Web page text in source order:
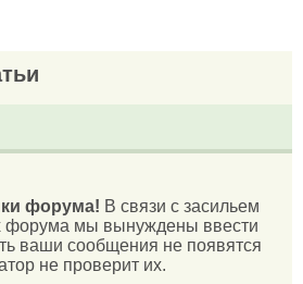
форума! В связи с засильем
мы вынуждены ввести
ваши сообщения не появятся
не проверит их.